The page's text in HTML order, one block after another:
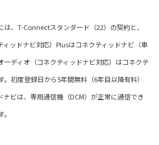
は、T-Connectスタンダード（22）の契約と、
ィッドナビ対応）Plusはコネクティッドナビ（車
ディオ（コネクティッドナビ対応）はコネクテ
初度登録日から5年間無料（6年目以降有料）
ビは、専用通信機（DCM）が正常に通信でき